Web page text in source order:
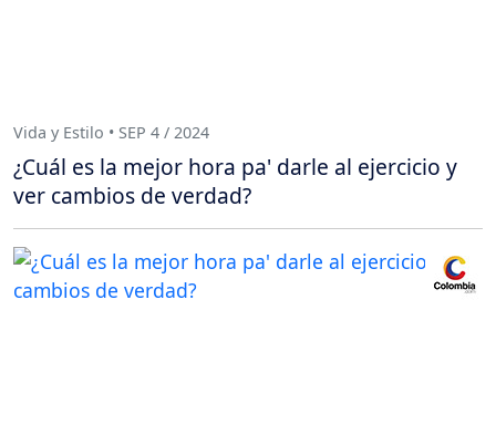
Vida y Estilo • SEP 4 / 2024
¿Cuál es la mejor hora pa' darle al ejercicio y
ver cambios de verdad?